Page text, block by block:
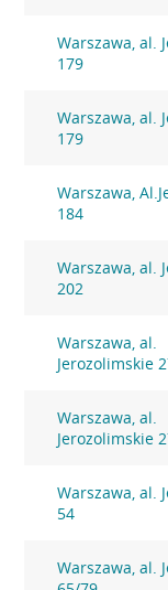
Warszawa, al.
179
Warszawa, al.
179
Warszawa,
184
Warszawa, al.
202
Warszawa, al.
Jerozolimskie
Warszawa, al.
Jerozolimskie
Warszawa, al.
54
Warszawa, al.